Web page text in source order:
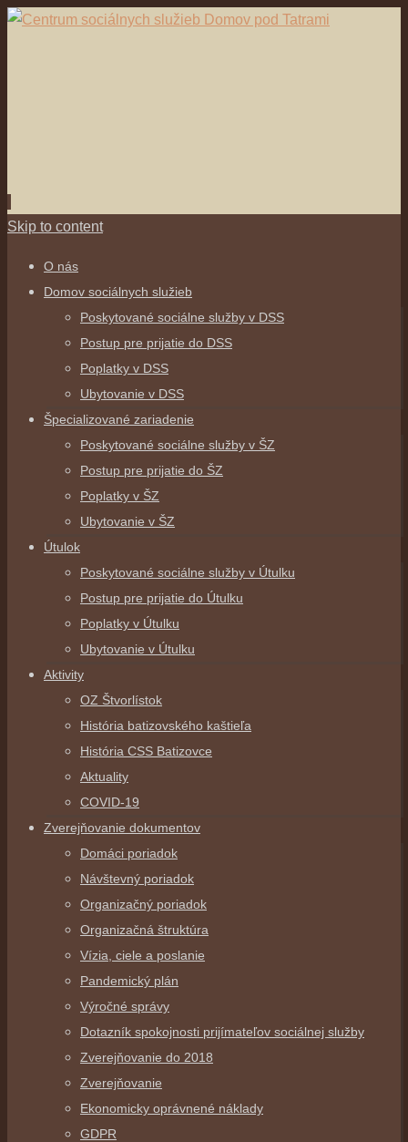
Skip to content
O nás
Domov sociálnych služieb
Poskytované sociálne služby v DSS
Postup pre prijatie do DSS
Poplatky v DSS
Ubytovanie v DSS
Špecializované zariadenie
Poskytované sociálne služby v ŠZ
Postup pre prijatie do ŠZ
Poplatky v ŠZ
Ubytovanie v ŠZ
Útulok
Poskytované sociálne služby v Útulku
Postup pre prijatie do Útulku
Poplatky v Útulku
Ubytovanie v Útulku
Aktivity
OZ Štvorlístok
História batizovského kaštieľa
História CSS Batizovce
Aktuality
COVID-19
Zverejňovanie dokumentov
Domáci poriadok
Návštevný poriadok
Organizačný poriadok
Organizačná štruktúra
Vízia, ciele a poslanie
Pandemický plán
Výročné správy
Dotazník spokojnosti prijímateľov sociálnej služby
Zverejňovanie do 2018
Zverejňovanie
Ekonomicky oprávnené náklady
GDPR